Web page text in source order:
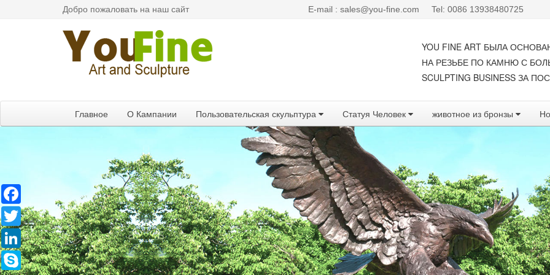
Добро пожаловать на наш сайт E-mail : sales@you-fine.com Tel: 0086 13938480725
YOU FINE ART БЫЛА
НА РЕЗЬБЕ ПО КАМНЮ С
SCULPTING BUSINESS ЗА
Главное О Кампании Пользовательская скульптура Статуя Человек животное из бронзы
Twitter
LinkedIn
Skype